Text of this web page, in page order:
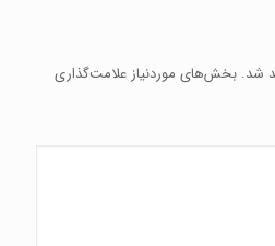
شد. بخش‌های موردنیاز علامت‌گذاری